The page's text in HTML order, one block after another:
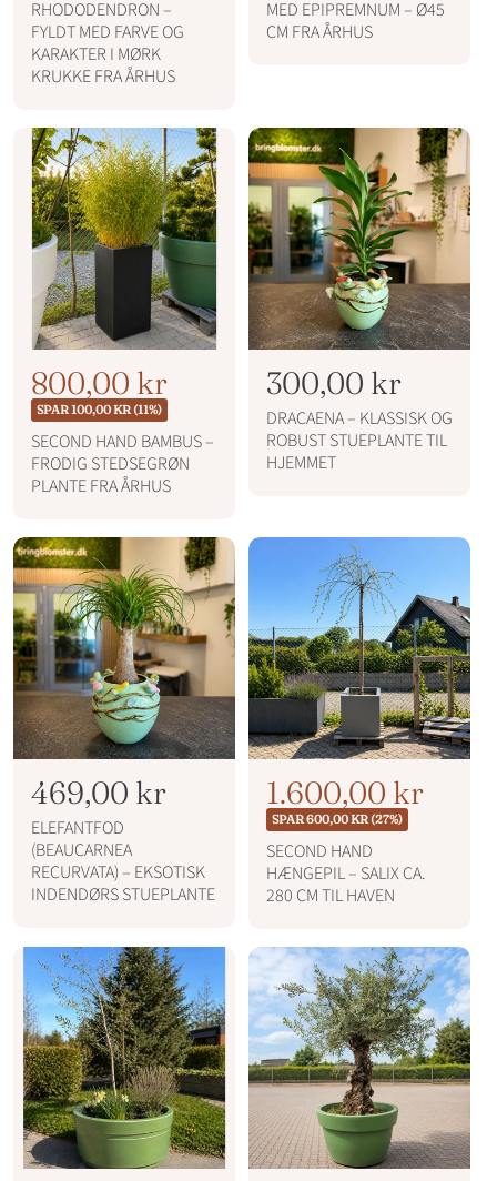
a
l
p
i
s
b
u
d
p
r
i
s
RHODODENDRON –
FYLDT MED FARVE OG
KARAKTER I MØRK
KRUKKE FRA ÅRHUS
a
l
i
s
b
p
r
i
s
MED EPIPREMNUM – Ø45
CM FRA ÅRHUS
N
o
r
m
a
l
r
i
s
T
i
l
b
d
s
p
r
i
s
800,00 kr
SPAR 100,00 KR (11%)
SECOND HAND BAMBUS –
FRODIG STEDSEGRØN
PLANTE FRA ÅRHUS
N
o
r
m
l
r
i
s
300,00 kr
DRACAENA – KLASSISK OG
ROBUST STUEPLANTE TIL
HJEMMET
N
o
r
m
l
p
r
i
s
469,00 kr
ELEFANTFOD
(BEAUCARNEA
RECURVATA) – EKSOTISK
INDENDØRS STUEPLANTE
N
o
r
m
a
l
r
i
s
T
i
l
b
d
s
p
r
i
1.600,00 kr
SPAR 600,00 KR (27%)
SECOND HAND
HÆNGEPIL – SALIX CA.
280 CM TIL HAVEN